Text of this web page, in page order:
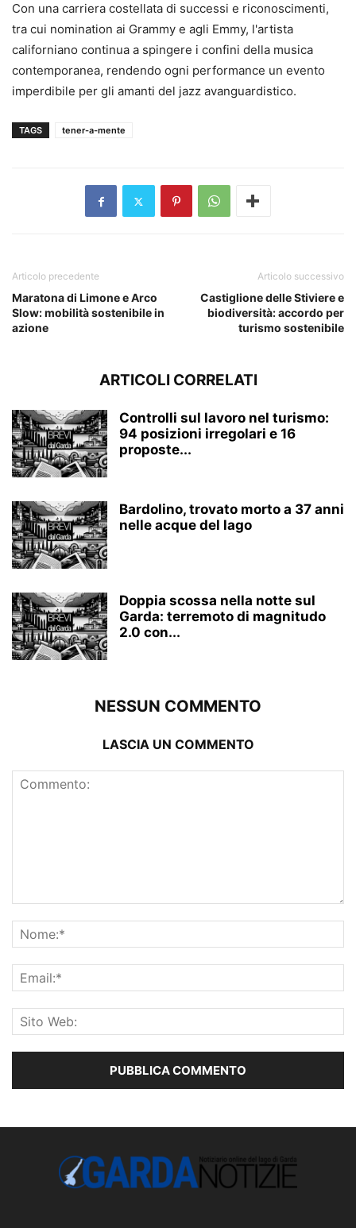
Con una carriera costellata di successi e riconoscimenti,
tra cui nomination ai Grammy e agli Emmy, l'artista
californiano continua a spingere i confini della musica
contemporanea, rendendo ogni performance un evento
imperdibile per gli amanti del jazz avanguardistico.
TAGS tener-a-mente
Articolo precedente
Maratona di Limone e Arco
Slow: mobilità sostenibile in
azione
Articolo successivo
Castiglione delle Stiviere e
biodiversità: accordo per
turismo sostenibile
ARTICOLI CORRELATI
Controlli sul lavoro nel turismo:
94 posizioni irregolari e 16
proposte...
Bardolino, trovato morto a 37 anni
nelle acque del lago
Doppia scossa nella notte sul
Garda: terremoto di magnitudo
2.0 con...
NESSUN COMMENTO
LASCIA UN COMMENTO